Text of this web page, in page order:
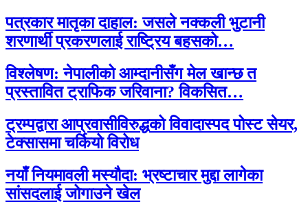
पत्रकार मातृका दाहाल: जसले नक्कली भुटानी
शरणार्थी प्रकरणलाई राष्ट्रिय बहसको…
विश्लेषण: नेपालीको आम्दानीसँग मेल खान्छ त
प्रस्तावित ट्राफिक जरिवाना? विकसित…
ट्रम्पद्वारा आप्रवासीविरुद्धको विवादास्पद पोस्ट सेयर,
टेक्सासमा चर्कियो विरोध
नयाँ नियमावली मस्यौदा: भ्रष्टाचार मुद्दा लागेका
सांसदलाई जोगाउने खेल